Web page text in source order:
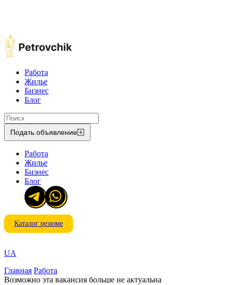
Работа
Жилье
Бизнес
Блог
Подать объявление
Работа
Жилье
Бизнес
Блог
Каталог резюме
UA
Главная Работа
Возможно эта вакансия больше не актуальна